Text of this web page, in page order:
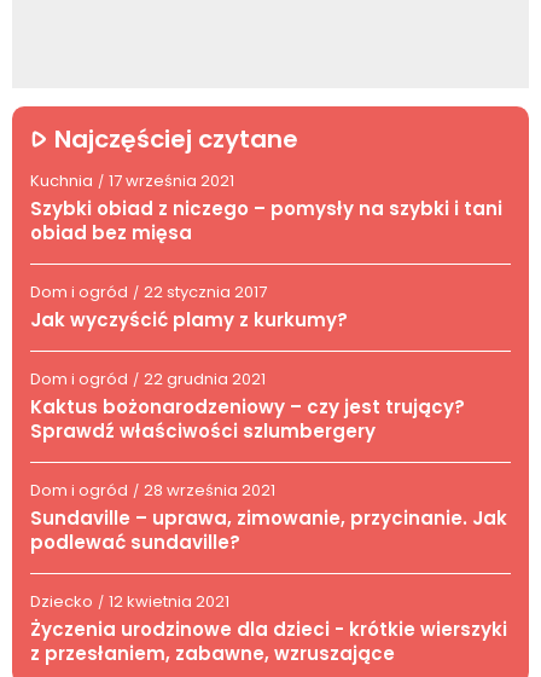
Najczęściej czytane
Kuchnia / 17 września 2021
Szybki obiad z niczego – pomysły na szybki i tani
obiad bez mięsa
Dom i ogród / 22 stycznia 2017
Jak wyczyścić plamy z kurkumy?
Dom i ogród / 22 grudnia 2021
Kaktus bożonarodzeniowy – czy jest trujący?
Sprawdź właściwości szlumbergery
Dom i ogród / 28 września 2021
Sundaville – uprawa, zimowanie, przycinanie. Jak
podlewać sundaville?
Dziecko / 12 kwietnia 2021
Życzenia urodzinowe dla dzieci - krótkie wierszyki
z przesłaniem, zabawne, wzruszające